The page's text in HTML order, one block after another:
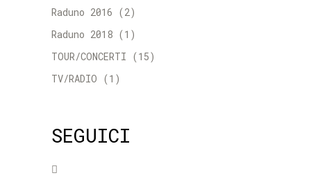
Raduno 2016 (2)
Raduno 2018 (1)
TOUR/CONCERTI (15)
TV/RADIO (1)
SEGUICI